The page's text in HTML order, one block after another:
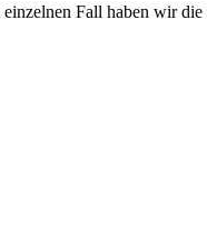
Fall haben wir